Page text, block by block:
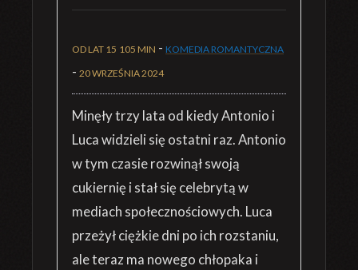
OD LAT 15 105 MIN - KOMEDIA ROMANTYCZNA
- 20 WRZEŚNIA 2024
Minęły trzy lata od kiedy Antonio i
Luca widzieli się ostatni raz. Antonio
w tym czasie rozwinął swoją
cukiernię i stał się celebrytą w
mediach społecznościowych. Luca
przeżył ciężkie dni po ich rozstaniu,
ale teraz ma nowego chłopaka i